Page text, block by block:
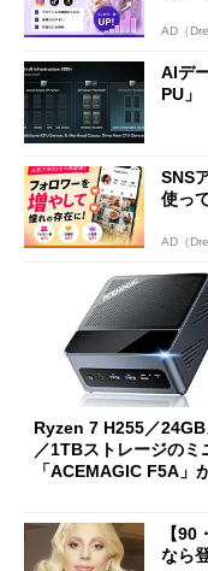
AD（
AIデ
PU」
SNS
使っ
AD（
Ryzen 7 H255／24GB
／1TBストレージのミ
「ACEMAGIC F5A」
【
なら